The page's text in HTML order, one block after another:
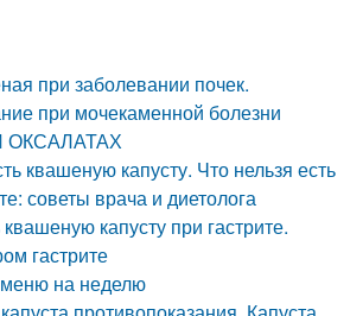
при заболевании почек.
при мочекаменной болезни
ОКСАЛАТАХ
квашеную капусту. Что нельзя есть
советы врача и диетолога
капусту при гастрите.
гастрите
на неделю